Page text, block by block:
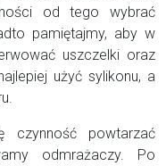
od tego wybrać
pamiętajmy, aby w
uszczelki oraz
użyć sylikonu, a
czynność powtarzać
odmrażaczy. Po